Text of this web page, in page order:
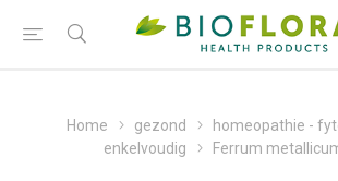
Home gezond
homeopathie -
enkelvoudig
Ferrum